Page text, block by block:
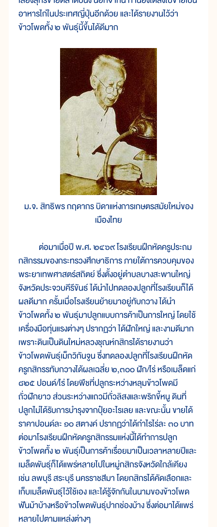
อาหารไก่ในประเทศญี่ปุ่นอีกด้วย และได้รายงานไว้ว่า
ข้าวโพดทั้ง ๒ พันธุ์นี้ขึ้นได้ดีมาก
ม.จ. สิทธิพร กฤดากร บิดาแห่งการเกษตรสมัยใหม่ของ
เมืองไทย
ต่อมาเมื่อปี พ.ศ. ๒๔๖๙ โรงเรียนฝึกหัดครูประถม
กสิกรรมของกระทรวงศึกษาธิการ ภายใต้การควบคุมของ
พระยาเทพศาสตร์สถิตย์ ซึ่งตั้งอยู่ตำบลบางสะพานใหญ่
จังหวัดประจวบคีรีขันธ์ ได้นำไปทดลองปลูกที่โรงเรียนก็ได้
ผลดีมาก ครั้นเมื่อโรงเรียนย้ายมาอยู่ทับกวาง ได้นำ
ข้าวโพดทั้ง ๒ พันธุ์มาปลูกแบบการค้าเป็นการใหญ่ โดยใช้
เครื่องมือทุ่นแรงต่างๆ ปรากฏว่า ได้ฝักใหญ่ และงามดีมาก
เพราะดินเป็นดินใหม่หลวงชุณห์กสิกรได้รายงานว่า
ข้าวโพดพันธุ์เม็กวิกันจูน ซึ่งทดลองปลูกที่โรงเรียนฝึกหัด
ครูกสิกรรทับกวางได้ผลเฉลี่ย ๒,๓๐๐ ฝัก/ไร่ หรือเมล็ดแก่
๘๒๕ ปอนด์/ไร่ โดยพืชที่ปลูกระหว่างหลุมข้าวโพดมี
ถั่วฝักยาว ส่วนระหว่างแถวมีถั่วลิสงและพริกขี้หนู ดินที่
ปลูกไม่ได้รับการบำรุงจากปุ๋ยอะไรเลย และขณะนั้น ขายได้
ราคาปอนด์ละ ๑๐ สตางค์ ปรากฏว่าได้กำไรไร่ละ ๓๐ บาท
ต่อมาโรงเรียนฝึกหัดครูกสิกรรมแห่งนี้ได้ทำการปลูก
ข้าวโพดทั้ง ๒ พันธุ์เป็นการค้าเรื่อยมาเป็นเวลาหลายปีและ
เมล็ดพันธุ์ก็ได้แพร่หลายไปในหมู่กสิกรจังหวัดใกล้เคียง
เช่น ลพบุรี สระบุรี นครราชสีมา โดยกสิกรได้คัดเลือกและ
เก็บเมล็ดพันธุ์ไว้ใช้เอง และได้รู้จักกันในนามของข้าวโพด
ฟันม้าบ้างหรือข้าวโพดพันธุ์ปากช่องบ้าง ซึ่งต่อมาได้แพร่
หลายไปตามแหล่งต่างๆ